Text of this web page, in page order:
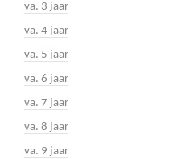
va. 3 jaar
va. 4 jaar
va. 5 jaar
va. 6 jaar
va. 7 jaar
va. 8 jaar
va. 9 jaar